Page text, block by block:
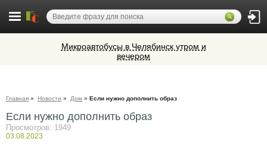
фасадное остекление,
вентиляционные люки и зенитные
фонари из профиля СИАЛ (Россия)
Cocoage - европейская косметология
для животных.
Микроавтобусы в Челябинск утром и
вечером
Главная » Новости » Дом » Если нужно дополнить образ
Если нужно дополнить образ
Просмотров: 1949
03.08.2023